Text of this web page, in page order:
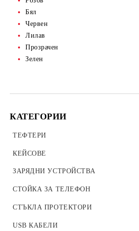
Бял
Червен
Лилав
Прозрачен
Зелен
КАТЕГОРИИ
ТЕФТЕРИ
ТЕФТЕРИ ЗА ТАБЛЕТИ
УНИВЕРСАЛНИ КАЛЪФИ
КЕЙСОВЕ
ЗАРЯДНИ УСТРОЙСТВА
ЗАРЯДНИ ЗА ТЕЛЕФОН
АВТО ЗАРЯДНИ УСТРОЙСТВА
ОРИГИНАЛНИ ЗАРЯДНИ
СТОЙКА ЗА ТЕЛЕФОН
Стойки за велосипед мотоциклет
Стойки за гледане на филми телефон
СТЪКЛА ПРОТЕКТОРИ
СТЪКЛЕН ПРОТЕКТОР ЗА
USB КАБЕЛИ